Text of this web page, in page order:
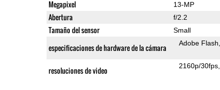
Megapixel 13-MP
Abertura f/2.2
Tamaño del sensor Small
especificaciones de hardware de la cámara Adobe Flash
resoluciones de video 2160p/30fps